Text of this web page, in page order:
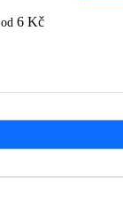
od 6 Kč